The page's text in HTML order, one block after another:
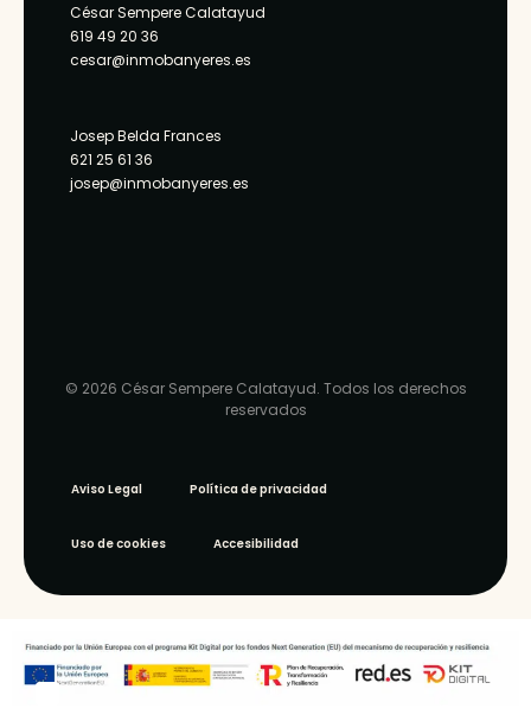
César Sempere Calatayud
619 49 20 36
cesar@inmobanyeres.es
Josep Belda Frances
621 25 61 36
josep@inmobanyeres.es
© 2026 César Sempere Calatayud. Todos los derechos
reservados
Aviso Legal Política de privacidad
Uso de cookies Accesibilidad